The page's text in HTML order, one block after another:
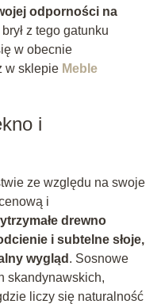
odporności na
z tego gatunku
w obecnie
w sklepie Meble
i
ze względu na swoje
i
drewno
i subtelne słoje,
wygląd . Sosnowe
skandynawskich,
liczy się naturalność